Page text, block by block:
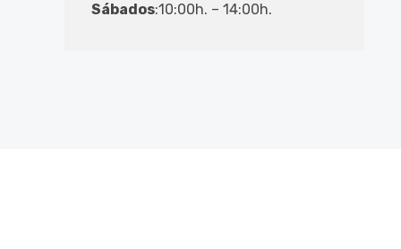
Sábados:10:00h. – 14:00h.